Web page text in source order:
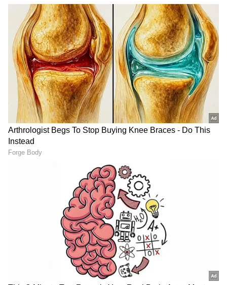
Related Articles
ಧಾರವಾಡ ಜೈಲಲ್ಲಿ ಶಿವಮೊಗ್ಗ ಹರ್ಷಾ ಕೊಲೆ
ಆರೋಪಿಗಳ ಪುಂಡಾಟ, ವಾರ್ಡನ್ ಮೇಲೆ ಭೀಕರ ಹಲ್ಲೆ,
ಜೈಲರ್ ಕಠಿಣ ಶಿಕ್ಷೆ!
ಧಾರವಾಡ: ಲವ್ ಜಿಹಾದ್ ಆರೋಪಿತ ಅಪ್ರಾಪ್ತೆಯ
ಆ*ತ್ಮಹ*ತ್ಯೆ ಪ್ರಕರಣ, ಸಿಪಿಐ ಶಿವಯೋಗಿ ಲೋಹಾರ್
ಸಸ್ಪೆಂಡ್‌
RECOMMENDED STORIES